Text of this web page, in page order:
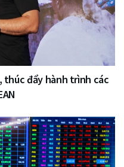
thúc đẩy hành trình các